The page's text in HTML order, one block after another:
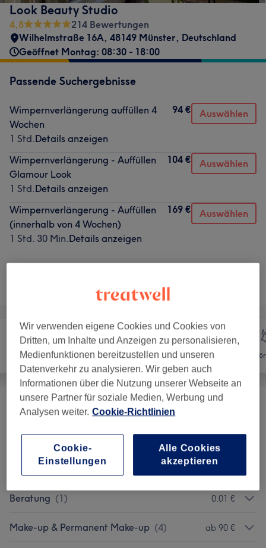
Look Beauty Studio
4,8
214 Bewertungen
Wilhelmstraße 16A, 48149 Münster, Deutschland
Geöffnet Montag: 08:30 - 18:00
Passende Suchergebnisse
Wimpernverlängerung auffüllen 4
Wochen
1 Std.Details anzeigen
94 € Auswählen
Wimpernverlängerung - Auffüllen
Glamour Look
1 Std.Details anzeigen
104 € Auswählen
Wimpernverlängerung - Auffüllen
(innerhalb von 4 Wochen)
1 Std. 30 Min.Details anzeigen
169 € Auswählen
Haarentfernung Gesicht
Promo Pakete (1)
Augenbrauen & Wimpern Färben
Beratung (1) 0,01 €
Make-up & Permanent Make-up (4) ab 90 €
Wir verwenden eigene Cookies und Cookies von
Dritten, um Inhalte und Anzeigen zu personalisieren,
Medienfunktionen bereitzustellen und unseren
Datenverkehr zu analysieren. Wir geben auch
Informationen über die Nutzung unserer Webseite an
unsere Partner für soziale Medien, Werbung und
Analysen weiter. Cookie-Richtlinien
Cookie-
Einstellungen
Alle Cookies
akzeptieren